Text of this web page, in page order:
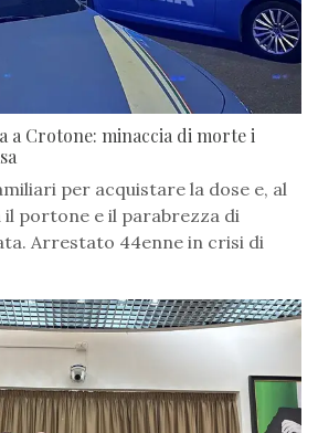
a Crotone: minaccia di morte i
per acquistare la dose e, al
portone e il parabrezza di
Arrestato 44enne in crisi di